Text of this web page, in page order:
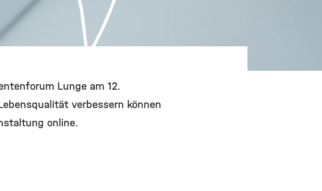
Lunge am 12.
verbessern können
online.